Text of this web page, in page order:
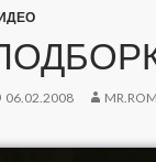
06.02.2008